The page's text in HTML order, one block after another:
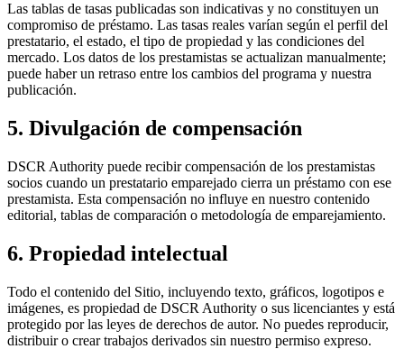
Las tablas de tasas publicadas son indicativas y no constituyen un
compromiso de préstamo. Las tasas reales varían según el perfil del
prestatario, el estado, el tipo de propiedad y las condiciones del
mercado. Los datos de los prestamistas se actualizan manualmente;
puede haber un retraso entre los cambios del programa y nuestra
publicación.
5. Divulgación de compensación
DSCR Authority puede recibir compensación de los prestamistas
socios cuando un prestatario emparejado cierra un préstamo con ese
prestamista. Esta compensación no influye en nuestro contenido
editorial, tablas de comparación o metodología de emparejamiento.
6. Propiedad intelectual
Todo el contenido del Sitio, incluyendo texto, gráficos, logotipos e
imágenes, es propiedad de DSCR Authority o sus licenciantes y está
protegido por las leyes de derechos de autor. No puedes reproducir,
distribuir o crear trabajos derivados sin nuestro permiso expreso.